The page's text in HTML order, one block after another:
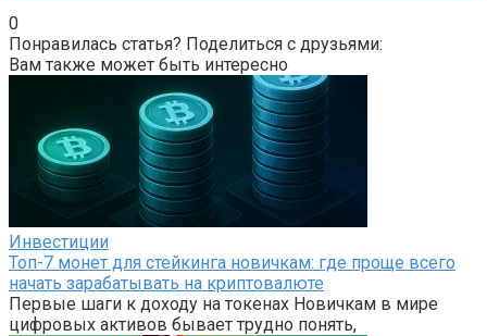
0
Понравилась статья? Поделиться с друзьями:
Вам также может быть интересно
Инвестиции
Топ-7 монет для стейкинга новичкам: где проще всего
начать зарабатывать на криптовалюте
Первые шаги к доходу на токенах Новичкам в мире
цифровых активов бывает трудно понять,